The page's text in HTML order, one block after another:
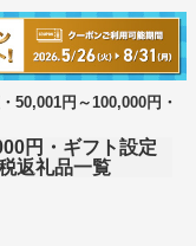
50,001円～100,000円・
円・ギフト設定
返礼品一覧